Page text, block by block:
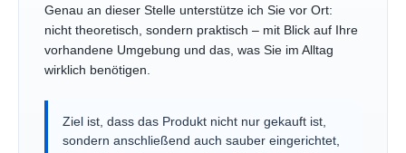
Genau an dieser Stelle unterstütze ich Sie vor Ort:
nicht theoretisch, sondern praktisch – mit Blick auf Ihre
vorhandene Umgebung und das, was Sie im Alltag
wirklich benötigen.
Ziel ist, dass das Produkt nicht nur gekauft ist,
sondern anschließend auch sauber eingerichtet,